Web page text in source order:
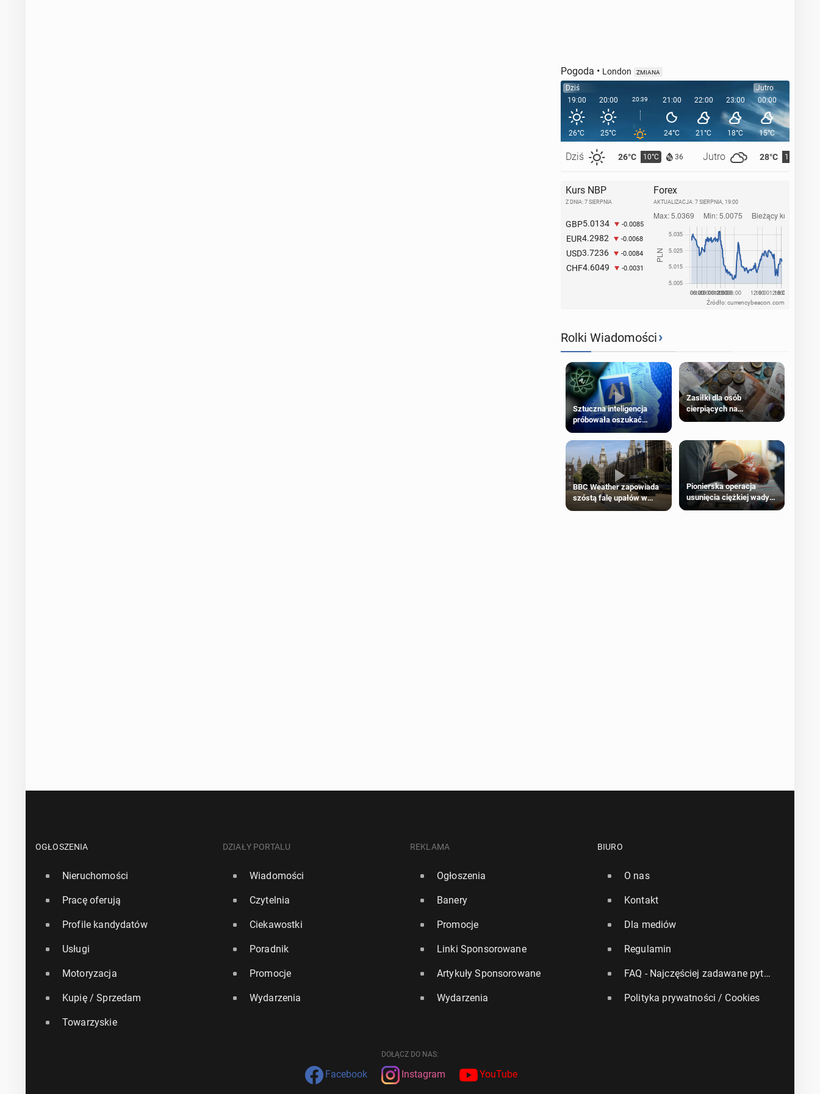
Pogoda • London ZMIANA
Dziś
19:00
26°C
Dziś 26°C 10°C 36 Jutro 28°C 11°C
20:00
25°C
20:39 21:00
24°C
22:00
21°C
23:00
18°C
Jutro
00:00
15°C
01:00
Kurs NBP
Z DNIA: 7 SIERPNIA
GBP5.0134 -0.0085
EUR4.2982 -0.0068
USD3.7236 -0.0084
CHF4.6049 -0.0031
Forex
AKTUALIZACJA: 7 SIERPNIA, 19:00
Źródło: currencybeacon.com
Rolki Wiadomości›
Sztuczna inteligencja
próbowała oszukać
człowieka
Zasiłki dla osób
cierpiących na
schorzenia psychiczne
BBC Weather zapowiada
szóstą falę upałów w
Londynie
Pionierska operacja
usunięcia ciężkiej wady
wrodzonej płodu w łonie
OGŁOSZENIA
Nieruchomości
Pracę oferują
Profile kandydatów
Usługi
Motoryzacja
Kupię / Sprzedam
Towarzyskie
DZIAŁY PORTALU
Wiadomości
Czytelnia
Ciekawostki
Poradnik
Promocje
Wydarzenia
REKLAMA
Ogłoszenia
Banery
Promocje
Linki Sponsorowane
Artykuły Sponsorowane
Wydarzenia
BIURO
O nas
Kontakt
Dla mediów
Regulamin
FAQ - Najczęściej zadawane pytania
Polityka prywatności / Cookies
DOŁĄCZ DO NAS:
Facebook Instagram YouTube